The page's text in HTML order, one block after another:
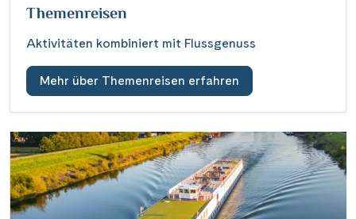
Themenreisen
Aktivitäten kombiniert mit Flussgenuss
Mehr über Themenreisen erfahren